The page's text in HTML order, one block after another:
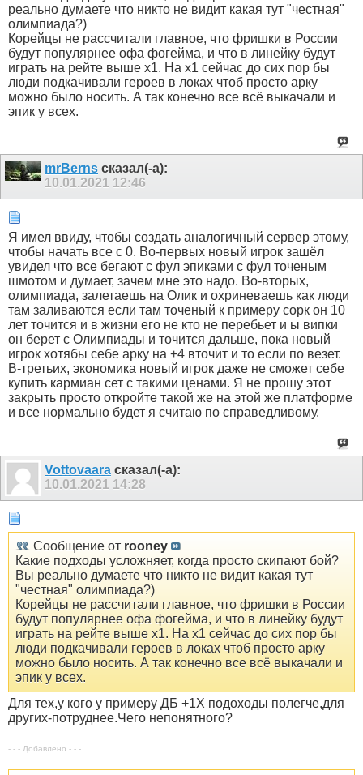
реально думаете что никто не видит какая тут "честная"
олимпиада?)
Корейцы не рассчитали главное, что фришки в России
будут популярнее офа фогейма, и что в линейку будут
играть на рейте выше х1. На х1 сейчас до сих пор бы
люди подкачивали героев в локах чтоб просто арку
можно было носить. А так конечно все всё выкачали и
эпик у всех.
mrBerns сказал(-а):
10.01.2021 12:46
Я имел ввиду, чтобы создать аналогичный сервер этому,
чтобы начать все с 0. Во-первых новый игрок зашёл
увидел что все бегают с фул эпиками с фул точеным
шмотом и думает, зачем мне это надо. Во-вторых,
олимпиада, залетаешь на Олик и охриневаешь как люди
там заливаются если там точеный к примеру сорк он 10
лет точится и в жизни его не кто не перебьет и ы випки
он берет с Олимпиады и точится дальше, пока новый
игрок хотябы себе арку на +4 вточит и то если по везет.
В-третьих, экономика новый игрок даже не сможет себе
купить кармиан сет с такими ценами. Я не прошу этот
закрыть просто откройте такой же на этой же платформе
и все нормально будет я считаю по справедливому.
Vottovaara сказал(-а):
10.01.2021 14:28
Сообщение от rooney
Какие подходы усложняет, когда просто скипают бой?
Вы реально думаете что никто не видит какая тут
"честная" олимпиада?)
Корейцы не рассчитали главное, что фришки в России
будут популярнее офа фогейма, и что в линейку будут
играть на рейте выше х1. На х1 сейчас до сих пор бы
люди подкачивали героев в локах чтоб просто арку
можно было носить. А так конечно все всё выкачали и
эпик у всех.
Для тех,у кого у примеру ДБ +1X подоходы полегче,для
других-потруднее.Чего непонятного?
- - - Добавлено - - -